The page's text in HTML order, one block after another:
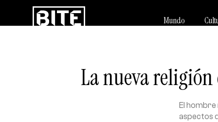
Mundo
La nueva
El
aspectos